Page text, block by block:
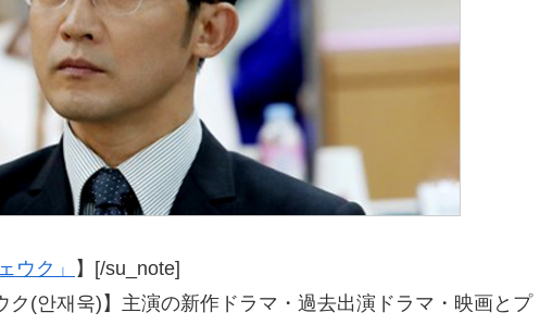
ウク」
】[/su_note]
(안재욱)】主演の新作ドラマ・過去出演ドラマ・映画とプ